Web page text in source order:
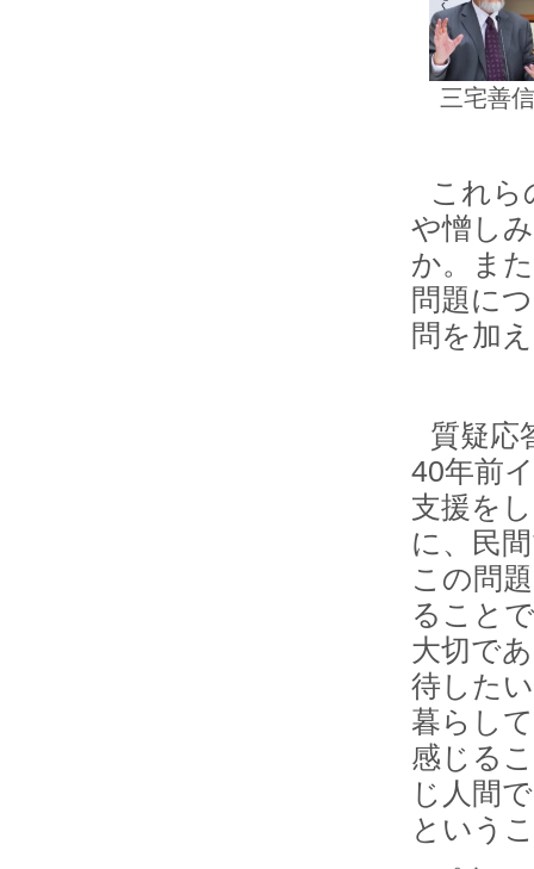
三宅善
これら
や憎し
か。ま
問題に
問を加
質疑応
40年前
支援を
に、民
この問
ること
大切で
待した
暮らし
感じる
じ人間
という